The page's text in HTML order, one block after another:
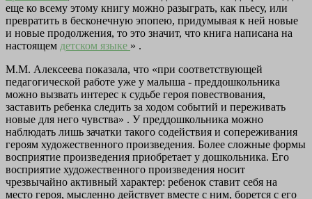
еще ко всему этому книгу можно разыграть, как пьесу, или
превратить в бесконечную эпопею, придумывая к ней новые
и новые продолжения, то это значит, что книга написана на
настоящем детском языке » .
М.М. Алексеева показала, что «при соответствующей
педагогической работе уже у малыша - преддошкольника
можно вызвать интерес к судьбе героя повествования,
заставить ребенка следить за ходом событий и переживать
новые для него чувства» . У преддошкольника можно
наблюдать лишь зачатки такого содействия и сопереживания
героям художественного произведения. Более сложные формы
восприятие произведения приобретает у дошкольника. Его
восприятие художественного произведения носит
чрезвычайно активный характер: ребенок ставит себя на
место героя, мысленно действует вместе с ним, борется с его